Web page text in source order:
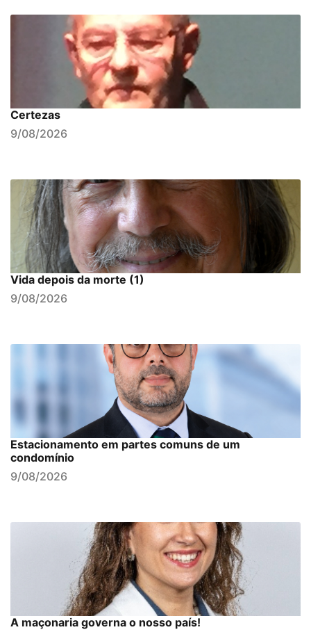
Certezas
9/08/2026
Vida depois da morte (1)
9/08/2026
Estacionamento em partes comuns de um
condomínio
9/08/2026
A maçonaria governa o nosso país!